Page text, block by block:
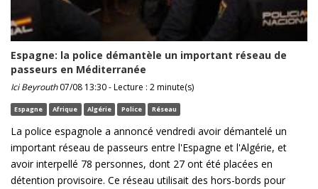
Espagne: la police démantèle un important réseau de
passeurs en Méditerranée
Ici Beyrouth07/08 13:30 - Lecture : 2 minute(s)
Espagne Afrique Algérie Police Réseau
La police espagnole a annoncé vendredi avoir démantelé un
important réseau de passeurs entre l'Espagne et l'Algérie, et
avoir interpellé 78 personnes, dont 27 ont été placées en
détention provisoire. Ce réseau utilisait des hors-bords pour